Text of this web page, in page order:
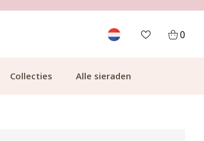
0
Collecties Alle sieraden